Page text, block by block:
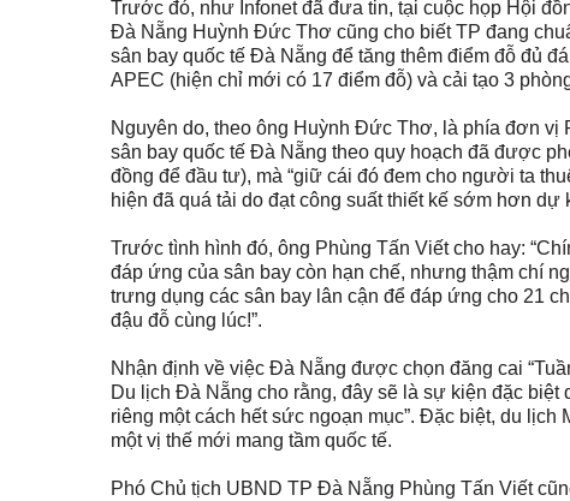
Trước đó, như Infonet đã đưa tin, tại cuộc họp Hội
Đà Nẵng Huỳnh Đức Thơ cũng cho biết TP đang
sân bay quốc tế Đà Nẵng để tăng thêm điểm đỗ đủ
APEC (hiện chỉ mới có 17 điểm đỗ) và cải tạo 3
Nguyên do, theo ông Huỳnh Đức Thơ, là phía đơn vị
sân bay quốc tế Đà Nẵng theo quy hoạch đã được
đồng để đầu tư), mà “giữ cái đó đem cho người ta
hiện đã quá tải do đạt công suất thiết kế sớm hơn dự
Trước tình hình đó, ông Phùng Tấn Viết cho hay:
đáp ứng của sân bay còn hạn chế, nhưng thậm chí
trưng dụng các sân bay lân cận để đáp ứng cho 21
đậu đỗ cùng lúc!”.
Nhận định về việc Đà Nẵng được chọn đăng cai
Du lịch Đà Nẵng cho rằng, đây sẽ là sự kiện đặc
riêng một cách hết sức ngoạn mục”. Đặc biệt, du
một vị thế mới mang tầm quốc tế.
Phó Chủ tịch UBND TP Đà Nẵng Phùng Tấn Viết